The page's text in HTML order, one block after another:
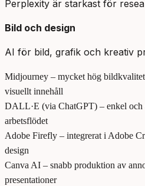
Perplexity är starkast för
Bild och design
AI för bild, grafik och kreativ
Midjourney – mycket hög
visuellt innehåll
DALL·E (via ChatGPT) – enkel och
arbetsflödet
Adobe Firefly – integrerat i Adobe
design
Canva AI – snabb produktion av
presentationer